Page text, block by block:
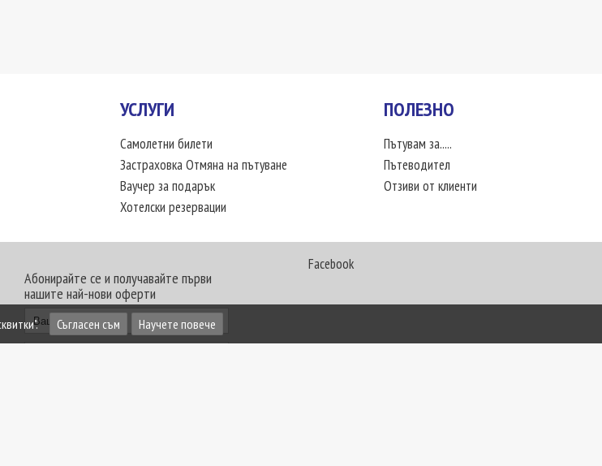
УСЛУГИ
Самолетни билети
Застраховка Отмяна на пътуване
Ваучер за подарък
Хотелски резервации
ПОЛЕЗНО
Пътувам за.....
Пътеводител
Отзиви от клиенти
Абонирайте се и получавайте първи
нашите най-нови оферти
Facebook
Съгласен съм Научете повече